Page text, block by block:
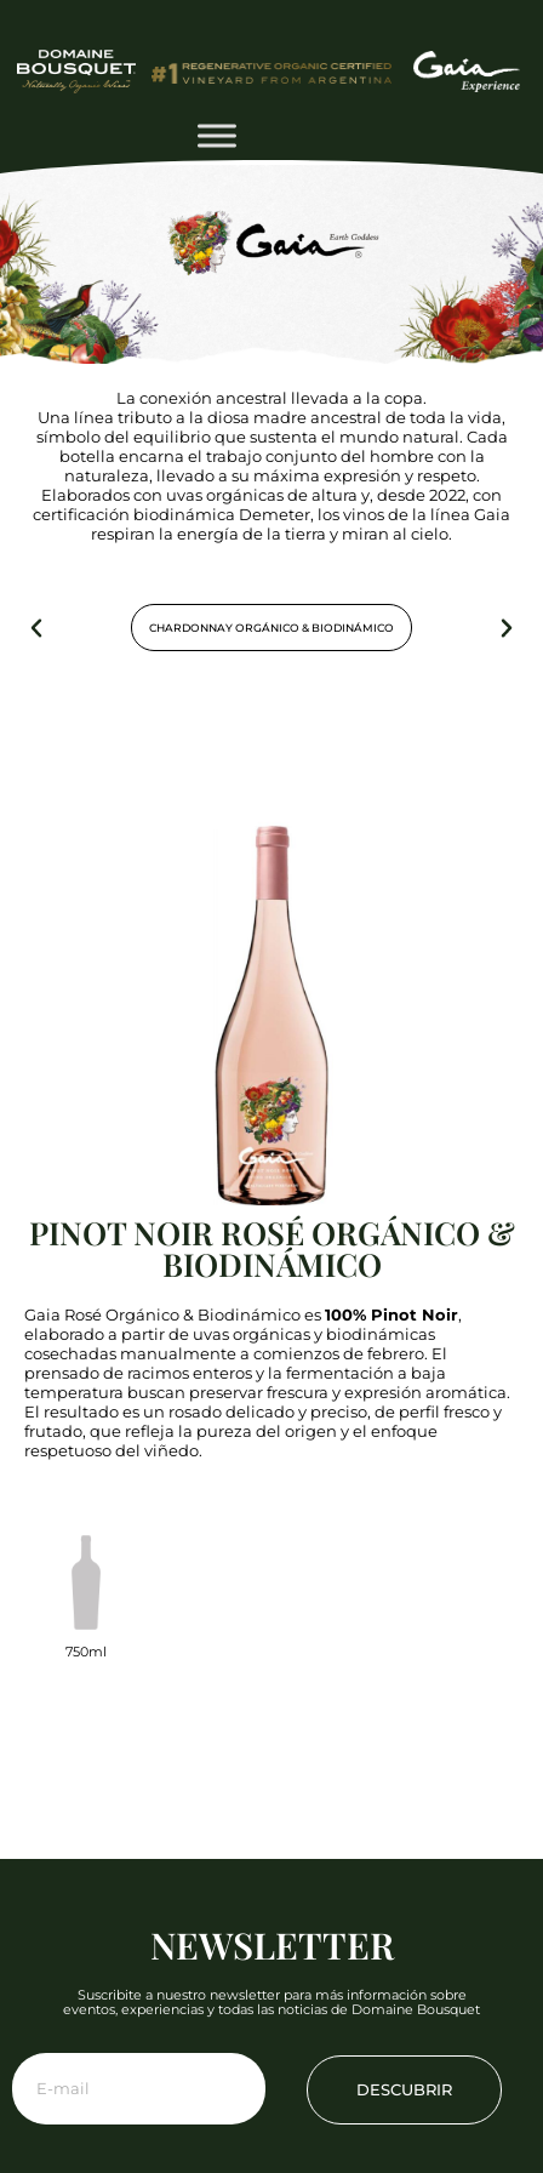
La conexión ancestral llevada a la copa.
Una línea tributo a la diosa madre ancestral de toda la vida,
símbolo del equilibrio que sustenta el mundo natural. Cada
botella encarna el trabajo conjunto del hombre con la
naturaleza, llevado a su máxima expresión y respeto.
Elaborados con uvas orgánicas de altura y, desde 2022, con
certificación biodinámica Demeter, los vinos de la línea Gaia
respiran la energía de la tierra y miran al cielo.
CHARDONNAY ORGÁNICO & BIODINÁMICO
PINOT NOIR ROSÉ ORGÁNICO &
BIODINÁMICO
Gaia Rosé Orgánico & Biodinámico es100% Pinot Noir,
elaborado a partir de uvas orgánicas y biodinámicas
cosechadas manualmente a comienzos de febrero. El
prensado de racimos enteros y la fermentación a baja
temperatura buscan preservar frescura y expresión aromática.
El resultado es un rosado delicado y preciso, de perfil fresco y
frutado, que refleja la pureza del origen y el enfoque
respetuoso del viñedo.
750ml
NEWSLETTER
Suscribite a nuestro newsletter para más información sobre
eventos, experiencias y todas las noticias de Domaine Bousquet
DESCUBRIR